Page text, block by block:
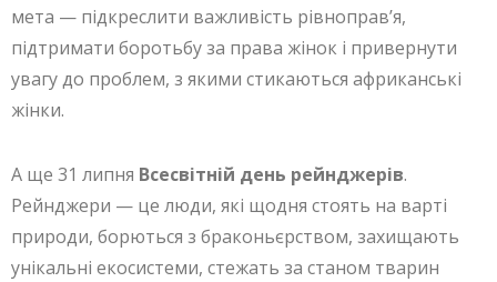
мета — підкреслити важливість рівноправ’я,
підтримати боротьбу за права жінок і привернути
увагу до проблем, з якими стикаються африканські
жінки.
А ще 31 липня Всесвітній день рейнджерів.
Рейнджери — це люди, які щодня стоять на варті
природи, борються з браконьєрством, захищають
унікальні екосистеми, стежать за станом тварин